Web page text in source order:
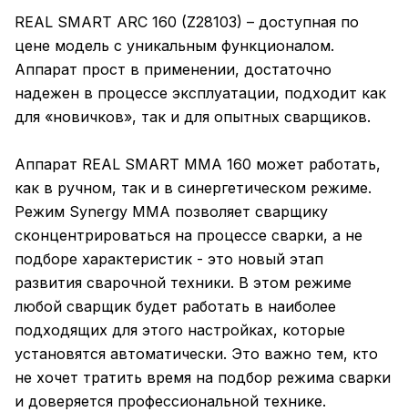
REAL SMART ARC 160 (Z28103) – доступная по
цене модель с уникальным функционалом.
Аппарат прост в применении, достаточно
надежен в процессе эксплуатации, подходит как
для «новичков», так и для опытных сварщиков.
Аппарат REAL SMART MMA 160 может работать,
как в ручном, так и в синергетическом режиме.
Режим Synergy ММА позволяет сварщику
сконцентрироваться на процессе сварки, а не
подборе характеристик - это новый этап
развития сварочной техники. В этом режиме
любой сварщик будет работать в наиболее
подходящих для этого настройках, которые
установятся автоматически. Это важно тем, кто
не хочет тратить время на подбор режима сварки
и доверяется профессиональной технике.